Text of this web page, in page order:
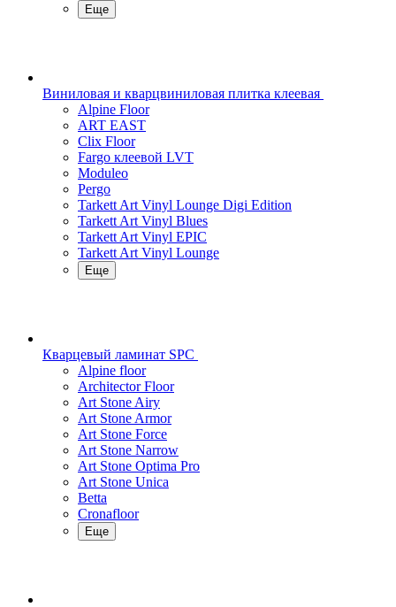
Еще
Виниловая и кварцвиниловая плитка клеевая
Alpine Floor
ART EAST
Clix Floor
Fargo клеевой LVT
Moduleo
Pergo
Tarkett Art Vinyl Lounge Digi Edition
Tarkett Art Vinyl Blues
Tarkett Art Vinyl EPIC
Tarkett Art Vinyl Lounge
Еще
Кварцевый ламинат SPC
Alpine floor
Architector Floor
Art Stone Airy
Art Stone Armor
Art Stone Force
Art Stone Narrow
Art Stone Optima Pro
Art Stone Unica
Betta
Cronafloor
Еще